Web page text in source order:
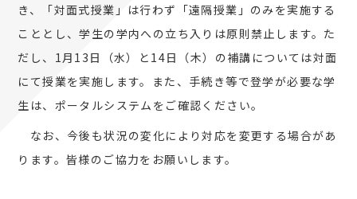
き、「対面式授業」は行わず「遠隔授業」のみを実施する
こととし、学生の学内への立ち入りは原則禁止します。た
だし、1月13日（水）と14日（木）の補講については対面
にて授業を実施します。また、手続き等で登学が必要な学
生は、ポータルシステムをご確認ください。
なお、今後も状況の変化により対応を変更する場合があ
ります。皆様のご協力をお願いします。